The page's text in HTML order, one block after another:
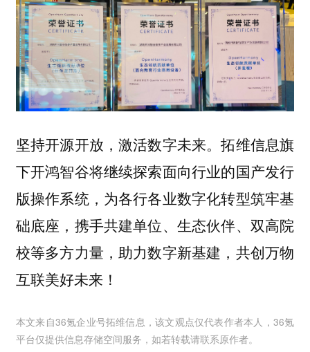
坚持开源开放，激活数字未来。拓维信息旗
下开鸿智谷将继续探索面向行业的国产发行
版操作系统，为各行各业数字化转型筑牢基
础底座，携手共建单位、生态伙伴、双高院
校等多方力量，助力数字新基建，共创万物
互联美好未来！
本文来自36氪企业号拓维信息 ，该文观点仅代表作者本人，36氪
平台仅提供信息存储空间服务，如若转载请联系原作者。